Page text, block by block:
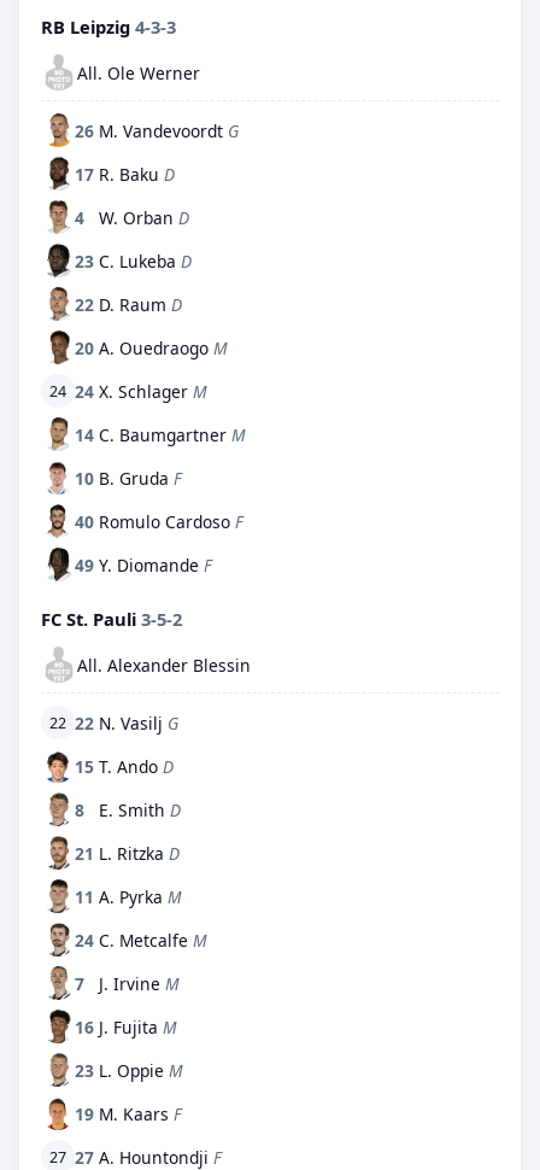
RB Leipzig 4-3-3
All. Ole Werner
26 M. Vandevoordt G
17 R. Baku D
4
W. Orban D
23 C. Lukeba D
22 D. Raum D
20 A. Ouedraogo M
24 24 X. Schlager M
14 C. Baumgartner M
10 B. Gruda F
40 Romulo Cardoso F
49 Y. Diomande F
FC St. Pauli 3-5-2
All. Alexander Blessin
22 22 N. Vasilj G
15 T. Ando D
8
E. Smith D
21 L. Ritzka D
11 A. Pyrka M
24 C. Metcalfe M
7
J. Irvine M
16 J. Fujita M
23 L. Oppie M
19 M. Kaars F
27 27 A. Hountondji F